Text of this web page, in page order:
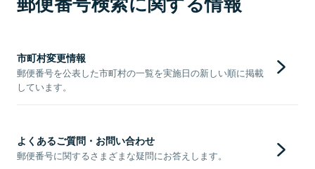
市町村変更情報
郵便番号を公表した市町村の一覧を実施日の新しい順に掲載
しています。
よくあるご質問・お問い合わせ
郵便番号に関するさまざまな疑問にお答えします。